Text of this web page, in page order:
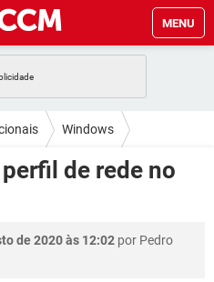
MENU
FACEBOOK
EXCEL
WHATSAPP
FACEBOOK
GMAIL
WHATSAPP
Windows
de rede no
de 2020 às 12:02 por Pedro